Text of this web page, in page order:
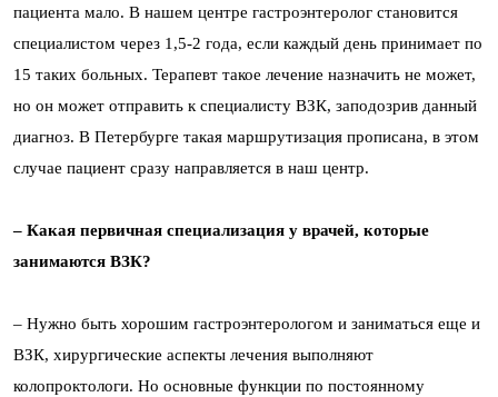
пациента мало. В нашем центре гастроэнтеролог становится
специалистом через 1,5-2 года, если каждый день принимает по
15 таких больных. Терапевт такое лечение назначить не может,
но он может отправить к специалисту ВЗК, заподозрив данный
диагноз. В Петербурге такая маршрутизация прописана, в этом
случае пациент сразу направляется в наш центр.
– Какая первичная специализация у врачей, которые
занимаются ВЗК?
– Нужно быть хорошим гастроэнтерологом и заниматься еще и
ВЗК, хирургические аспекты лечения выполняют
колопроктологи. Но основные функции по постоянному